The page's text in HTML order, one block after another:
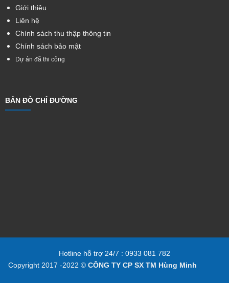
Giới thiệu
Liên hệ
Chính sách thu thập thông tin
Chính sách bảo mật
Dự án đã thi công
BẢN ĐỒ CHỈ ĐƯỜNG
Hotline hỗ trợ 24/7 : 0933 081 782
Copyright 2017 -2022 © CÔNG TY CP SX TM Hùng Minh